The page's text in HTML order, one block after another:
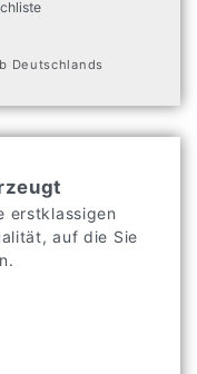
Deutschlands
erstklassigen
auf die Sie